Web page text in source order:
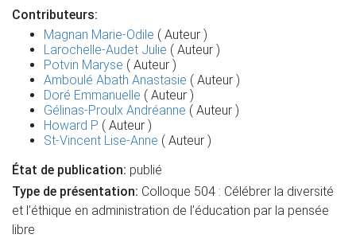
Contributeurs:
Magnan Marie-Odile ( Auteur )
Larochelle-Audet Julie ( Auteur )
Potvin Maryse ( Auteur )
Amboulé Abath Anastasie ( Auteur )
Doré Emmanuelle ( Auteur )
Gélinas-Proulx Andréanne ( Auteur )
Howard P. ( Auteur )
St-Vincent Lise-Anne ( Auteur )
État de publication: publié
Type de présentation: Colloque 504 : Célébrer la diversité
et l’éthique en administration de l’éducation par la pensée
libre